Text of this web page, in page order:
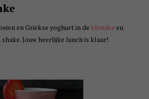
en Griekse yoghurt in de blenderen
shake. Jouw heerlijke lunch is klaar!